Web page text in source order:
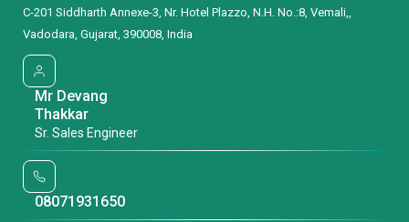
C-201 Siddharth Annexe-3, Nr. Hotel Plazzo, N.H. No.:8, Vemali,,
Vadodara, Gujarat, 390008, India
Mr Devang
Thakkar
Sr. Sales Engineer
08071931650